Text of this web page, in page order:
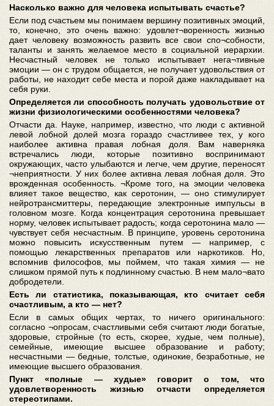
Насколько важно для человека испытывать счастье?
Если под счастьем мы понимаем вершину позитивных эмоций,
то, конечно, это очень важно: удовлет¬воренность жизнью
дает человеку возможность развить все свои спо¬собности,
таланты и занять желаемое место в социальной иерархии.
Несчастный человек не только испытывает нега¬тивные
эмоции — он с трудом общается, не получает удовольствия от
работы, не находит себе места и порой даже накладывает на
себя руки.
Определяется ли способность получать удовольствие от
жизни физиологическими особенностями человека?
Отчасти да. Науке, например, известно, что люди с активной
левой лобной долей мозга гораздо счастливее тех, у кого
наиболее активна правая лобная доля. Вам наверняка
встречались люди, которые позитивно воспринимают
окружающих, часто улыбаются и легче, чем другие, переносят
¬неприятности. У них более активна левая лобная доля. Это
врожденная особенность. ¬Кроме того, на эмоции человека
влияет такое вещество, как серотонин, — оно стимулирует
нейротрансмиттеры, передающие электронные импульсы в
головном мозге. Когда концентрация серотонина превышает
норму, человек испытывает радость; когда серотонина мало —
чувствует себя несчастным. В принципе, уровень серотонина
можно повысить искусственным путем — например, с
помощью лекарственных препаратов или наркотиков. Но,
вспомнив философов, мы поймем, что такая химия — не
слишком прямой путь к подлинному счастью. В нем мало¬вато
добродетели.
Есть ли статистика, показывающая, кто считает себя
счастливым, а кто — нет?
Если в самых общих чертах, то ничего оригинального:
согласно ¬опросам, счастливыми себя считают люди богатые,
здоровые, стройные (то есть, скорее, худые, чем полные),
семейные, имеющие высшее образование и работу;
несчастными — бедные, толстые, одинокие, безработные, не
имеющие высшего образования.
Пункт «полные — худые» говорит о том, что
удовлетворенность жизнью отчасти определяется
стереотипами.